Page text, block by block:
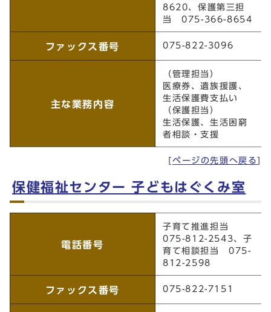
8620、保護第三担
当 075-366-8654
ファックス番号 075-822-3096
主な業務内容
（管理担当）
医療券、遺族援護、
生活保護費支払い
（保護担当）
生活保護、生活困窮
者相談・支援
ページの先頭へ戻る
保健福祉センター 子どもはぐくみ室
電話番号
子育て推進担当
075-812-2543、子
育て相談担当 075-
812-2598
ファックス番号 075-822-7151